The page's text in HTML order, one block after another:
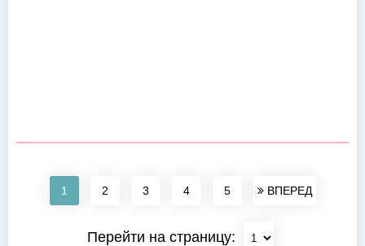
1 2 3 4 5 ВПЕРЕД
Перейти на страницу: